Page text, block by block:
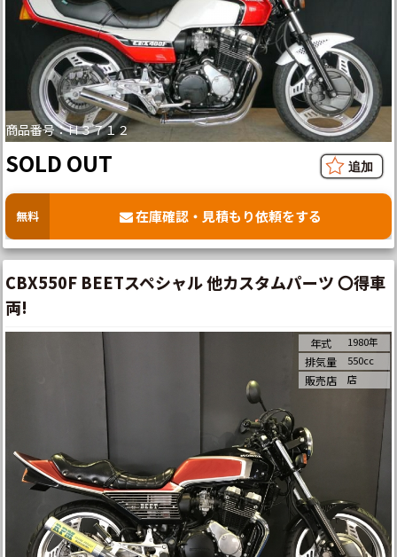
商品番号：Ｈ３７１２
SOLD OUT
無料 在庫確認・見積もり依頼をする
CBX550F BEETスペシャル 他カスタムパーツ 〇得車
両!
年式 1980年
排気量 550cc
販売店 店